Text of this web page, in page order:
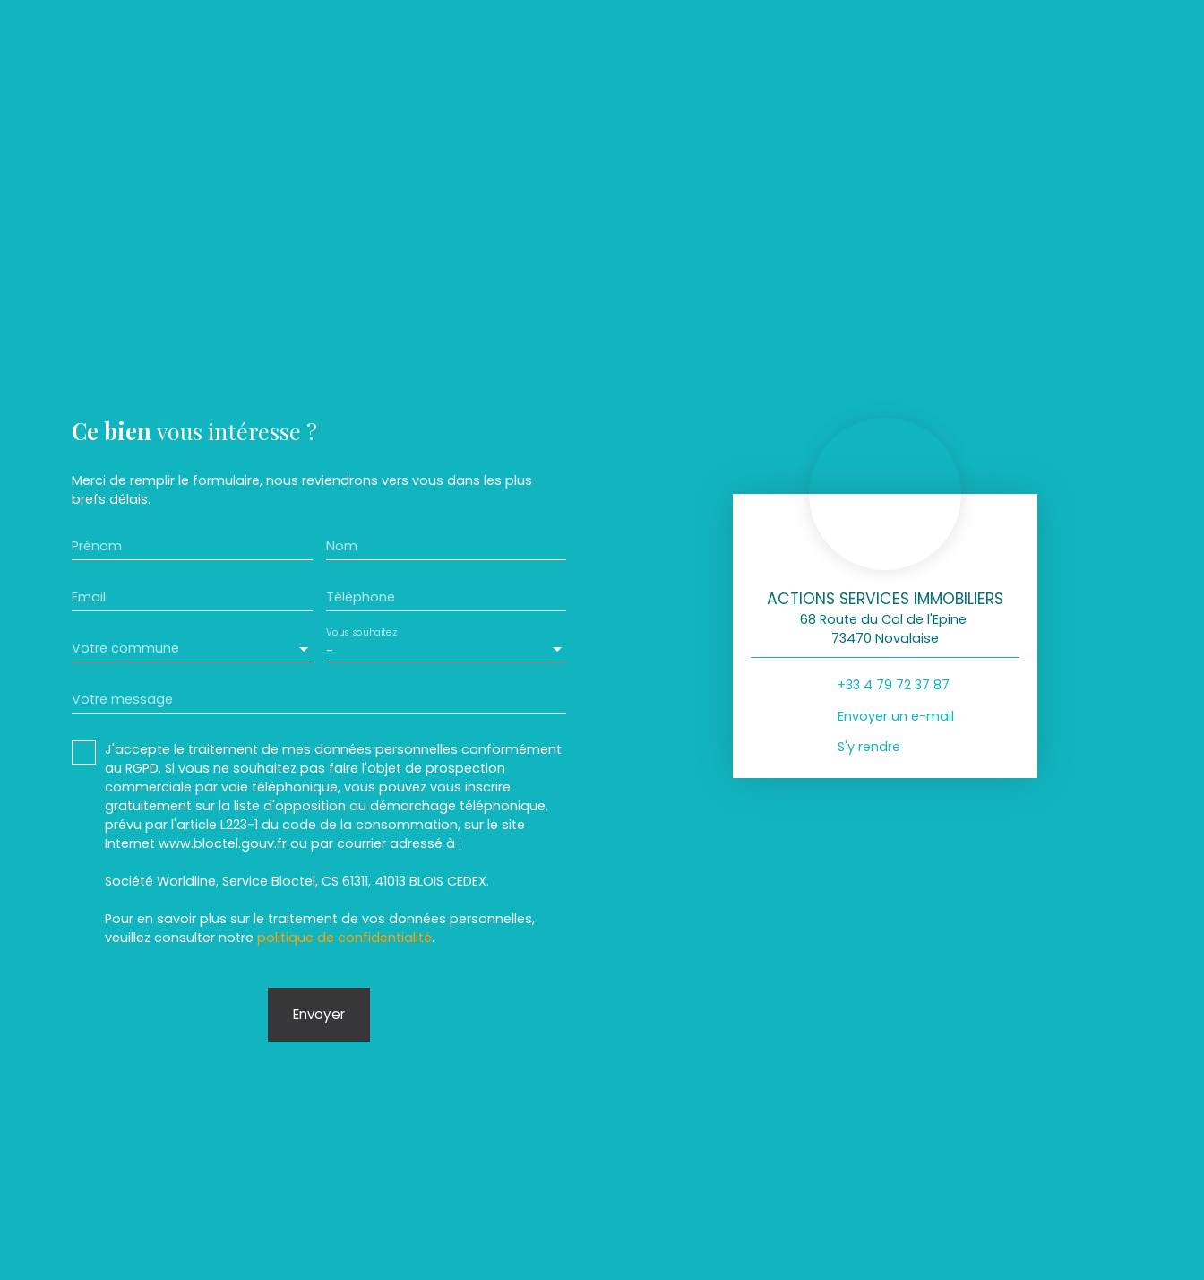
Ce bien vous intéresse ?
Merci de remplir le formulaire, nous reviendrons vers vous dans les plus
brefs délais.
Prénom Nom
Email Téléphone
Votre commune -
Vous souhaitez
Votre message
J'accepte le traitement de mes données personnelles conformément
au RGPD. Si vous ne souhaitez pas faire l'objet de prospection
commerciale par voie téléphonique, vous pouvez vous inscrire
gratuitement sur la liste d'opposition au démarchage téléphonique,
prévu par l'article L223-1 du code de la consommation, sur le site
Internet www.bloctel.gouv.fr ou par courrier adressé à :
Société Worldline, Service Bloctel, CS 61311, 41013 BLOIS CEDEX.
Pour en savoir plus sur le traitement de vos données personnelles,
veuillez consulter notre politique de confidentialité.
Envoyer
ACTIONS SERVICES IMMOBILIERS
68 Route du Col de l'Epine
73470 Novalaise
+33 4 79 72 37 87
Envoyer un e-mail
S'y rendre